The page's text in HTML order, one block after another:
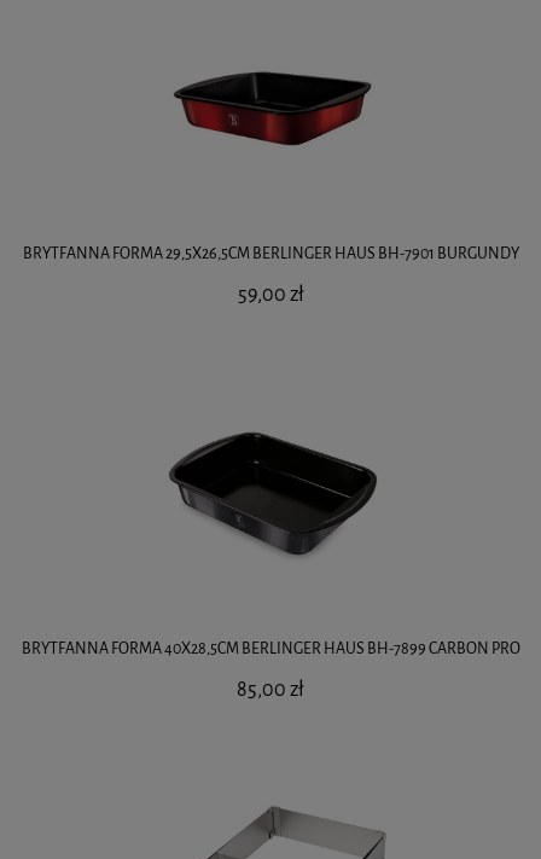
BRYTFANNA FORMA 29,5X26,5CM BERLINGER HAUS BH-7901 BURGUNDY
59,00 zł
BRYTFANNA FORMA 40X28,5CM BERLINGER HAUS BH-7899 CARBON PRO
85,00 zł